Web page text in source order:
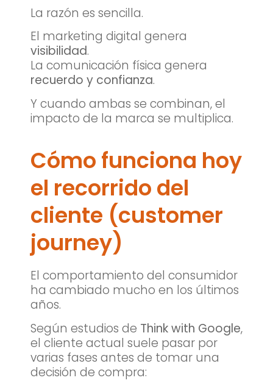
La razón es sencilla.
El marketing digital genera
visibilidad.
La comunicación física genera
recuerdo y confianza.
Y cuando ambas se combinan, el
impacto de la marca se multiplica.
Cómo funciona hoy
el recorrido del
cliente (customer
journey)
El comportamiento del consumidor
ha cambiado mucho en los últimos
años.
Según estudios de Think with Google,
el cliente actual suele pasar por
varias fases antes de tomar una
decisión de compra: